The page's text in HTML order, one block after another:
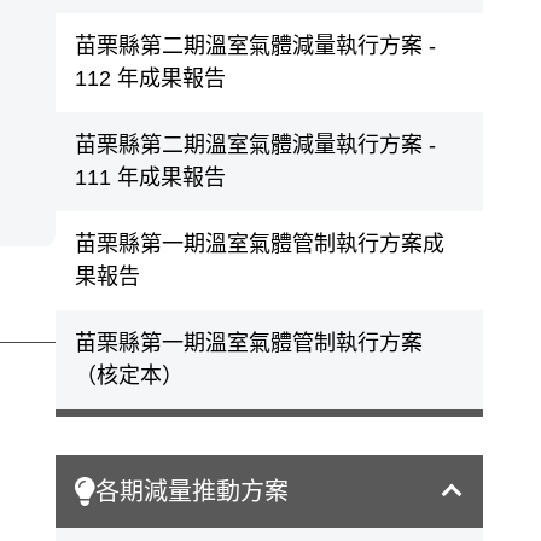
苗栗縣第二期溫室氣體減量執行方案 -
112 年成果報告
苗栗縣第二期溫室氣體減量執行方案 -
111 年成果報告
苗栗縣第一期溫室氣體管制執行方案成
果報告
苗栗縣第一期溫室氣體管制執行方案
（核定本）
各期減量推動方案